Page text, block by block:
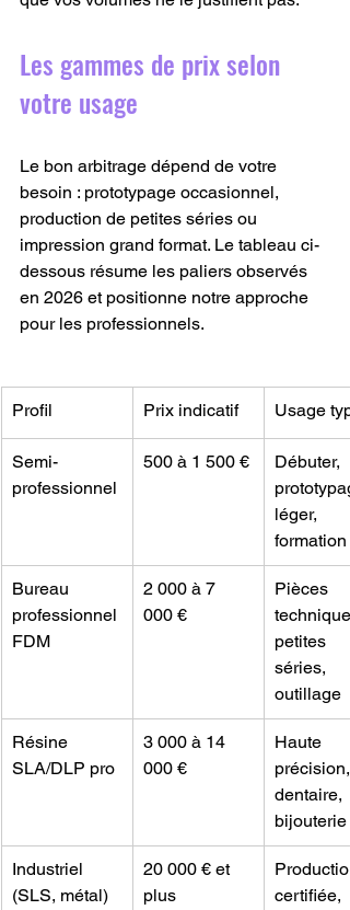
Les gammes de prix selon
votre usage
Le bon arbitrage dépend de votre
besoin : prototypage occasionnel,
production de petites séries ou
impression grand format. Le tableau ci-
dessous résume les paliers observés
en 2026 et positionne notre approche
pour les professionnels.
Profil Prix indicatif Usage
Semi-
professionnel
500 à 1 500 €
Débuter,
léger,
formation
Bureau
professionnel
FDM
2 000 à 7
000 €
Pièces
petites
séries,
outillage
Résine
SLA/DLP pro
3 000 à 14
000 €
Haute
précision,
dentaire,
bijouterie
Industriel
(SLS, métal)
20 000 € et
plus
certifiée,